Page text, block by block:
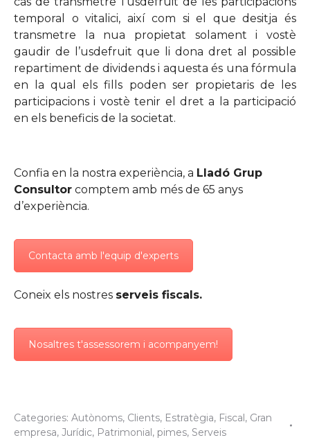
temporal o vitalici, així com si el que desitja és
transmetre la nua propietat solament i vostè
gaudir de l’usdefruit que li dona dret al possible
repartiment de dividends i aquesta és una fórmula
en la qual els fills poden ser propietaris de les
participacions i vostè tenir el dret a la participació
en els beneficis de la societat.
Confia en la nostra experiència, a Lladó Grup
Consultor comptem amb més de 65 anys
d’experiència.
Contacta amb l'equip d'experts
Coneix els nostres serveis fiscals.
Nosaltres t'assessorem i acompanyem!
Categories: Autònoms, Clients, Estratègia, Fiscal, Gran
empresa, Jurídic, Patrimonial, pimes, Serveis